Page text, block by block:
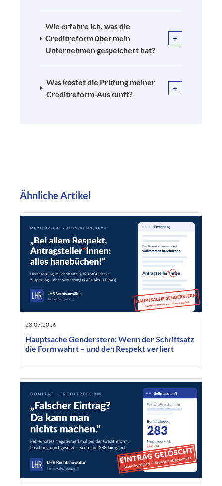
Wie erfahre ich, was die
Creditreform über mein
Unternehmen gespeichert hat?
+
Was kostet die Prüfung meiner
Creditreform-Auskunft?
+
Ähnliche Artikel
28.07.2026
Hauptsache Genderstern: Wenn der Schriftsatz
die Form wahrt – und den Respekt verliert